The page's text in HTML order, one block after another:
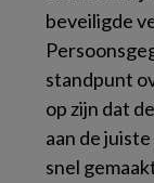
beveiligde
standpunt
op zijn dat
aan de
snel